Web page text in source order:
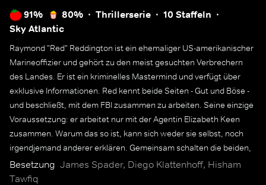
91% 80% Thrillerserie
10 Staffeln
Sky Atlantic
Raymond "Red" Reddington ist ein ehemaliger US-amerikanischer
Marineoffizier und gehört zu den meist gesuchten Verbrechern
des Landes. Er ist ein kriminelles Mastermind und verfügt über
exklusive Informationen. Red kennt beide Seiten - Gut und Böse -
und beschließt, mit dem FBI zusammen zu arbeiten. Seine einzige
Voraussetzung: er arbeitet nur mit der Agentin Elizabeth Keen
zusammen. Warum das so ist, kann sich weder sie selbst, noch
irgendjemand anderer erklären. Gemeinsam schalten die beiden,
der persönlichen "Blacklist" Reds entsprechend, einen Terroristen
nach dem anderen aus.
Besetzung James Spader, Diego Klattenhoff, Hisham
Tawfiq